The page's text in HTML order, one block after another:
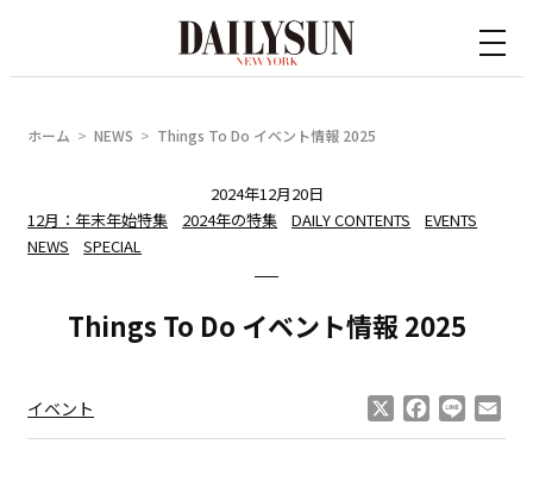
ホーム NEWS Things To Do イベント情報 2025
2024年12月20日
12月：年末年始特集
2024年の特集 DAILY CONTENTS
EVENTS
NEWS
SPECIAL
Things To Do イベント情報 2025
イベント Facebook
Line